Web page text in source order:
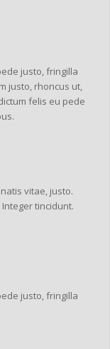
justo, fringilla
justo, rhoncus ut,
felis eu pede
vitae, justo.
tincidunt.
justo, fringilla